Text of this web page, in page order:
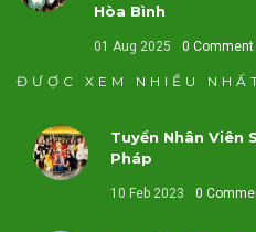
Hòa Bình
01 Aug 2025 0 Comment
ĐƯỢC XEM NHIỀU
Tuyển Nhân Viên
Pháp
10 Feb 2023 0